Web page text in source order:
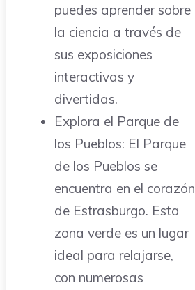
puedes aprender sobre
la ciencia a través de
sus exposiciones
interactivas y
divertidas.
Explora el Parque de
los Pueblos: El Parque
de los Pueblos se
encuentra en el corazón
de Estrasburgo. Esta
zona verde es un lugar
ideal para relajarse,
con numerosas